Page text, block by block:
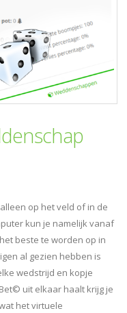
op het veld of in de
kun je namelijk vanaf
beste te worden op in
al gezien hebben is
wedstrijd en kopje
uit elkaar haalt krijg je
het virtuele